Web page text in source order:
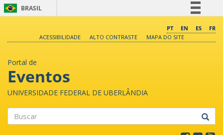
BRASIL
Comunica BR
PT EN ES
FR
ACESSIBILIDADE
ALTO CONTRASTE MAPA DO SITE
Portal de
Eventos
UNIVERSIDADE FEDERAL DE UBERLÂNDIA